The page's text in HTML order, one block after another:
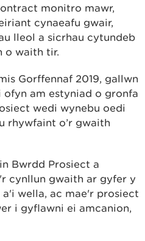
monitro mawr,
cynaeafu gwair,
lleol a sicrhau cytundeb
o waith tir.
Gorffennaf 2019, gallwn
am estyniad o gronfa
wedi wynebu oedi
rhywfaint o’r gwaith
Bwrdd Prosiect a
cynllun gwaith ar gyfer y
wella, ac mae'r prosiect
i gyflawni ei amcanion,